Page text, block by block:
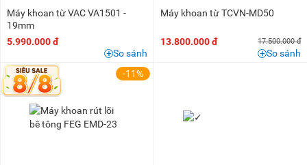
Máy khoan từ VAC VA1501 -
19mm
5.990.000 đ
So sánh
Máy khoan từ TCVN-MD50
13.800.000 đ 17.500.000 đ
So sánh
-11%